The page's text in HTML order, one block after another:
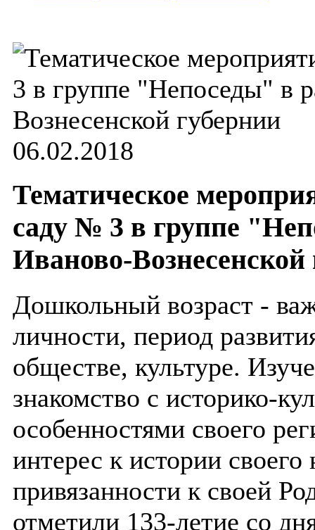
06.02.2018
Тематическое
саду № 3 в группе
Иваново-Вознесенской
Дошкольный возраст -
личности, период
обществе, культуре.
знакомство с историко-
особенностями своего
интерес к истории своего
привязанности к своей
отметили 133-летие со